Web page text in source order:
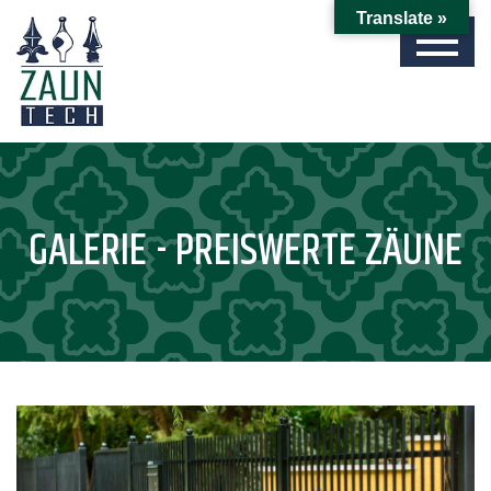
GALERIE - PREISWERTE ZÄUNE
Translate »